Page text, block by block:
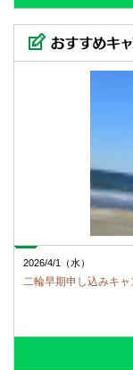
１
１
１
９
自
サ
は
2026/4/1（水）
二輪早期申し込みキ